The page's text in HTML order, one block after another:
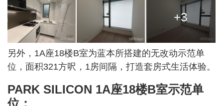
+3
另外，1A座18楼B室为蓝本所搭建的无改动示范单
位，面积321方呎，1房间隔，打造套房式生活体验。
PARK SILICON 1A座18楼B室示范单
位：